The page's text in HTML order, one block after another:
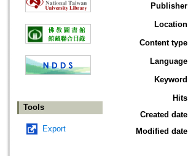
Tools
Export
Publisher
Location
Content type
Language
Keyword
Hits
Created date
Modified date